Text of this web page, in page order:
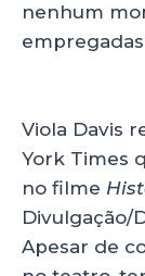
nenhum
Viola Davis
York Times
no filme
Divulgação/
Apesar de